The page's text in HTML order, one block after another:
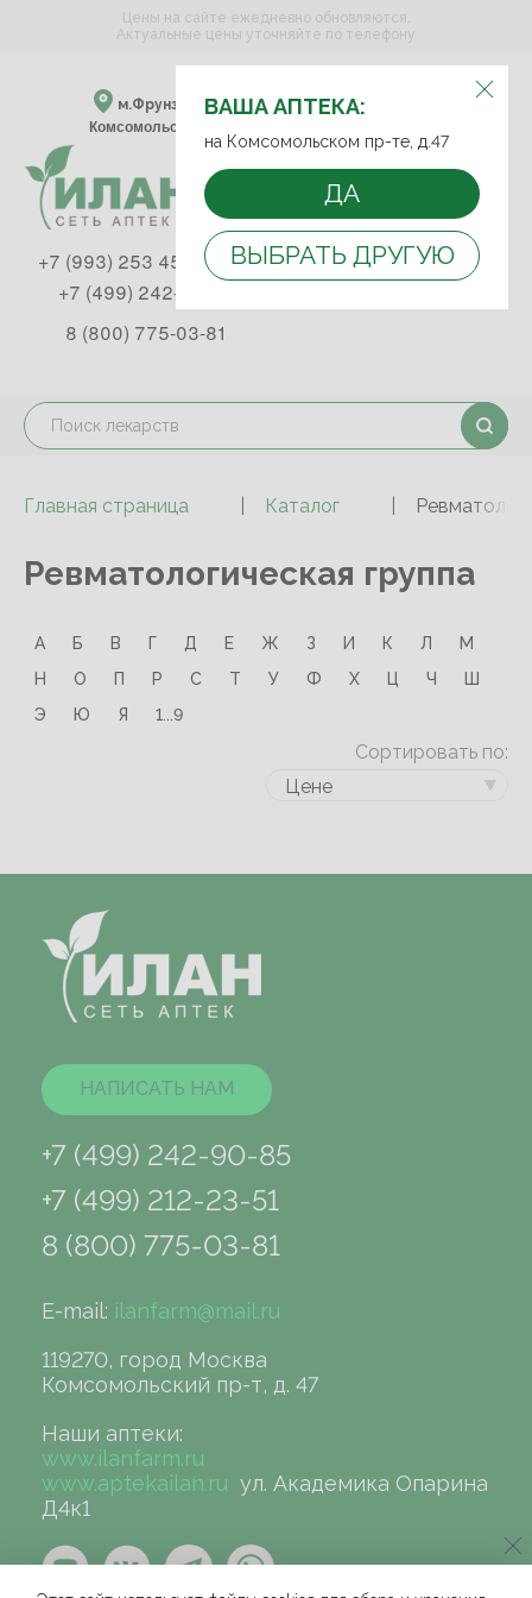
ВЫБЕРИТЕ АПТЕКУ:
м.Фрунзенская м.Спортивная
Комсомольский пр-т, д. 47
ВАША АПТЕКА:
на Комсомольском пр-те, д.47
ДА
ВЫБРАТЬ ДРУГУЮ
Цены на сайте ежедневно обновляются.
Актуальные цены уточняйте по телефону
+7 (993) 253 45 93
+7 (499) 242-90-85
8 (800) 775-03-81
Главная страница Каталог
Ревматологическая группа
А Б В Г Д Е Ж З И К Л
М
Н
О П Р С Т У Ф Х Ц Ч
Ш
Э
Ю Я 1...9
Сортировать по:
Цене
НАПИСАТЬ НАМ
+7 (499) 242-90-85
+7 (499) 212-23-51
8 (800) 775-03-81
E-mail: ilanfarm@mail.ru
119270, город Москва
Комсомольский пр-т, д. 47
Наши аптеки:
www.ilanfarm.ru
www.aptekailan.ru ул. Академика Опарина
Д4к1